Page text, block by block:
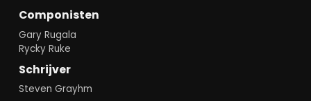
Componisten
Gary Rugala
Rycky Ruke
Schrijver
Steven Grayhm